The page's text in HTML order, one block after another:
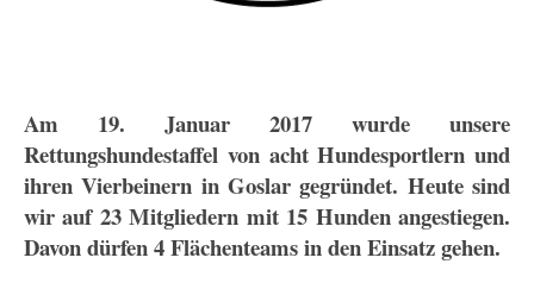
Am 19. Januar 2017 wurde unsere
Rettungshundestaffel von acht Hundesportlern und
ihren Vierbeinern in Goslar gegründet. Heute sind
wir auf 23 Mitgliedern mit 15 Hunden angestiegen.
Davon dürfen 4 Flächenteams in den Einsatz gehen.